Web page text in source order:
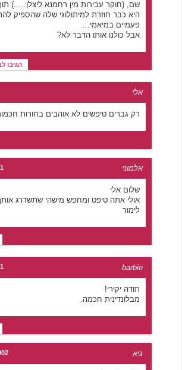
שם, (חוקר עבירות מין רחמנא ליצלן…..)
היא כבר חוזרת למיתולוגי שלה שהספיק
פעמיים במיאמי…
אבל כולנו אותו הדבר לא?
הגיבו
אלי
רק גברים טיפשים לא אוהבים בחורות
אלמוני
שלום אלי
אולי אתה טיפט ומחפש מישהי שתשדרג
לימור
barbie
תודה יקירי!
מבלונדינית חכמה.
גיא